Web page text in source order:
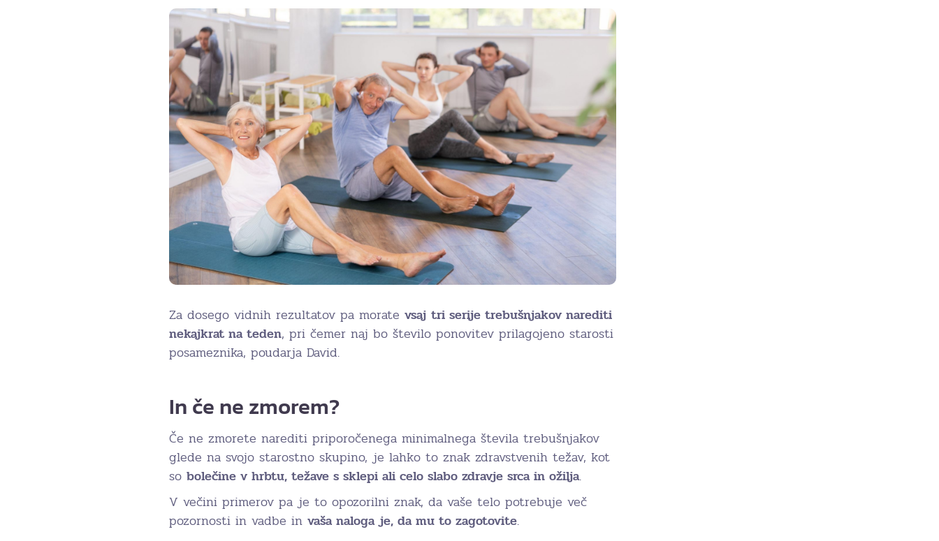
Za dosego vidnih rezultatov pa morate vsaj tri serije trebušnjakov narediti
nekajkrat na teden, pri čemer naj bo število ponovitev prilagojeno starosti
posameznika, poudarja David.
In če ne zmorem?
Če ne zmorete narediti priporočenega minimalnega števila trebušnjakov
glede na svojo starostno skupino, je lahko to znak zdravstvenih težav, kot
so bolečine v hrbtu, težave s sklepi ali celo slabo zdravje srca in ožilja.
V večini primerov pa je to opozorilni znak, da vaše telo potrebuje več
pozornosti in vadbe in vaša naloga je, da mu to zagotovite.